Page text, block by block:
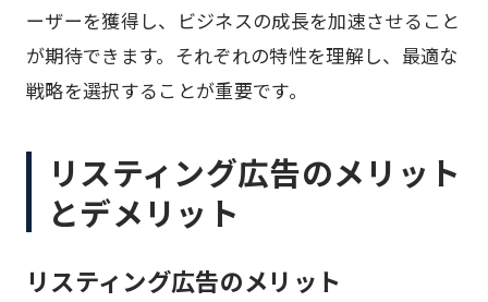
ーザーを獲得し、ビジネスの成長を加速させること
が期待できます。それぞれの特性を理解し、最適な
戦略を選択することが重要です。
リスティング広告のメリット
とデメリット
リスティング広告のメリット